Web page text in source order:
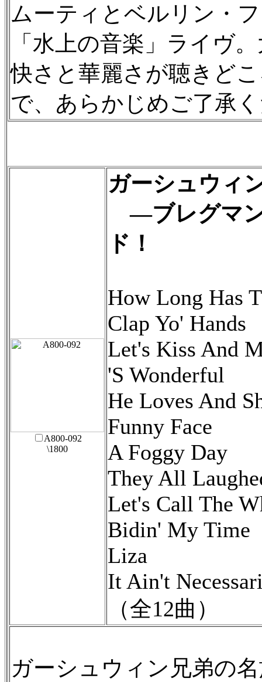
ムーティとベルリン・
「水上の音楽」ライヴ
快さと華麗さが聴きど
で、あらかじめご了承
A800-092
\1800
ガーシュウィ
―ブレグマ
ド！
How Long Has
Clap Yo' Hands
Let's Kiss And
'S Wonderful
He Loves And
Funny Face
A Foggy Day
They All
Let's Call The
Bidin' My Time
Liza
It Ain't
（全12曲）
ガーシュウィン兄弟の